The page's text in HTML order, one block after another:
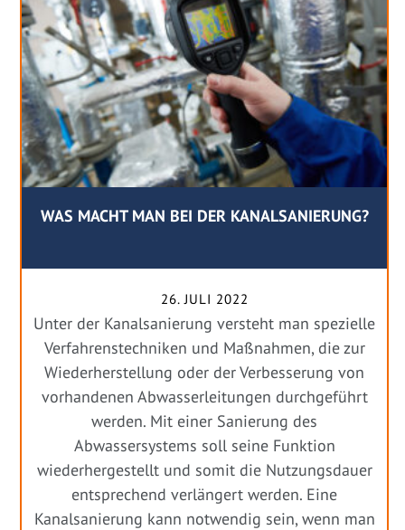
WAS MACHT MAN BEI DER KANALSANIERUNG?
26. JULI 2022
Unter der Kanalsanierung versteht man spezielle
Verfahrenstechniken und Maßnahmen, die zur
Wiederherstellung oder der Verbesserung von
vorhandenen Abwasserleitungen durchgeführt
werden. Mit einer Sanierung des
Abwassersystems soll seine Funktion
wiederhergestellt und somit die Nutzungsdauer
entsprechend verlängert werden. Eine
Kanalsanierung kann notwendig sein, wenn man